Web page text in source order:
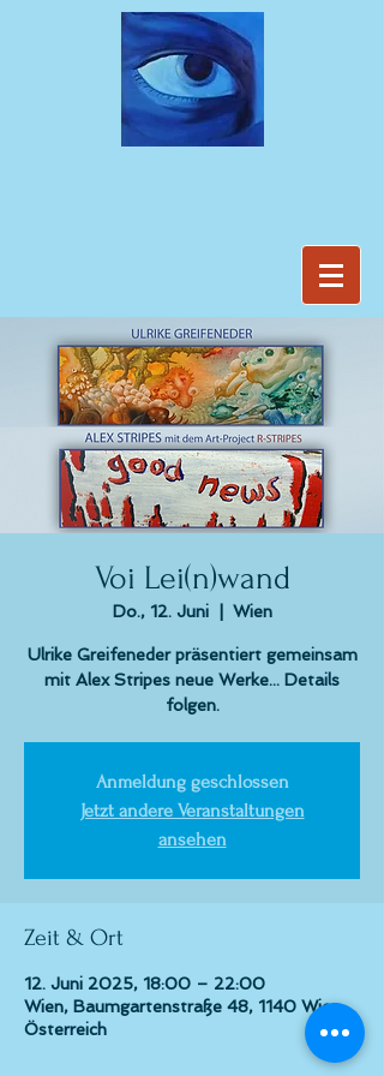
Voi Lei(n)wand
Do., 12. Juni
  |
Wien
Ulrike Greifeneder präsentiert gemeinsam
mit Alex Stripes neue Werke... Details
folgen.
Anmeldung geschlossen
Jetzt andere Veranstaltungen
ansehen
Zeit & Ort
12. Juni 2025, 18:00 – 22:00
Wien, Baumgartenstraße 48, 1140 Wien,
Österreich